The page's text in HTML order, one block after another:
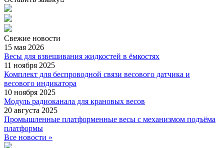
Свежие новости
15 мая 2026
Весы для взвешивания жидкостей в ёмкостях
11 ноября 2025
Комплект для беспроводной связи весового датчика и
весового индикатора
10 ноября 2025
Модуль радиоканала для крановых весов
20 августа 2025
Промышленные платформенные весы с механизмом подъёма
платформы
Все новости »